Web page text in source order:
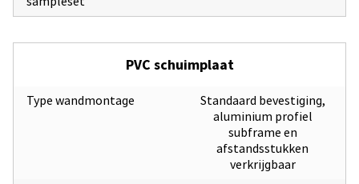
PVC schuimplaat
Type wandmontage
Standaard bevestiging,
aluminium profiel
subframe en
afstandsstukken
verkrijgbaar